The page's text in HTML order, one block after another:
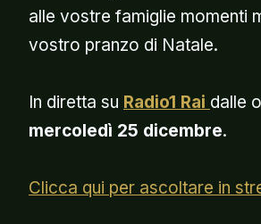
alle vostre famiglie momenti
vostro pranzo di Natale.
In diretta su Radio1 Rai dalle
mercoledì 25 dicembre.
Clicca qui per ascoltare in